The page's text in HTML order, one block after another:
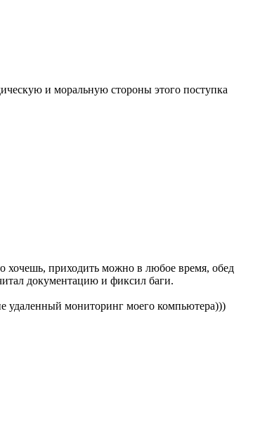
и моральную стороны этого поступка
хочешь, приходить можно в любое время, обед
документацию и фиксил баги.
удаленный мониторинг моего компьютера)))